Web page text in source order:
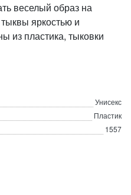
веселый образ на
яркостью и
из пластика, тыковки
Унисекс
Пластик
1557